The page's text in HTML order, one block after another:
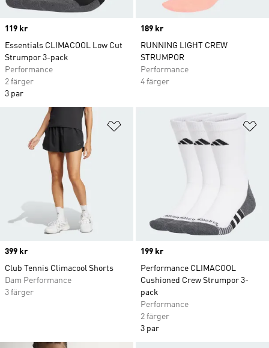
Price
119 kr
Essentials CLIMACOOL Low Cut
Strumpor 3-pack
Performance
2 färger
3 par
Price
189 kr
RUNNING LIGHT CREW
STRUMPOR
Performance
4 färger
Lägg till på önskelistan
Price
399 kr
Club Tennis Climacool Shorts
Dam Performance
3 färger
Price
199 kr
Performance CLIMACOOL
Cushioned Crew Strumpor 3-
pack
Performance
2 färger
3 par